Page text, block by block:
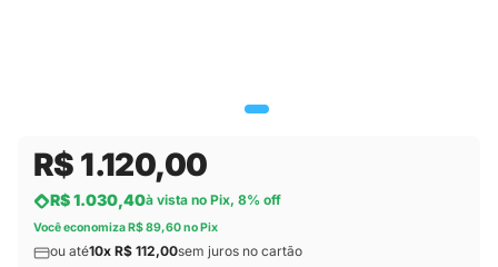
R$ 1.120,00
R$ 1.030,40à vista no Pix, 8% off
Você economiza R$ 89,60 no Pix
ou até10x R$ 112,00sem juros no cartão